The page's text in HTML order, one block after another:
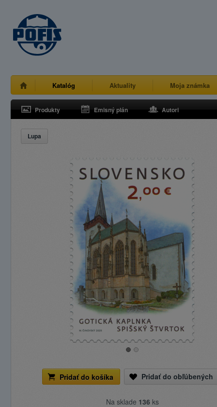
Katalóg Aktuality Moja známka
Produkty Emisný plán Autori
Lupa
Pridať do košíka Pridať do obľúbených
Na sklade 136 ks